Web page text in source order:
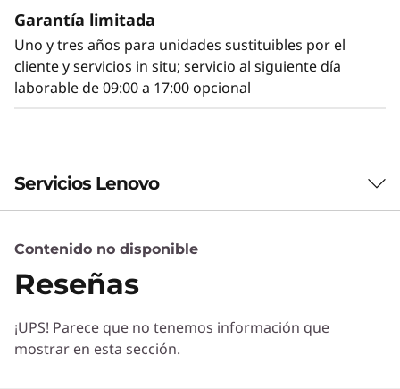
necesidades en cuanto a gráficos, velocidad y
presupuesto.
Próximo nivel de administración y
Garantía limitada
Uno y tres años para unidades sustituibles por el
cliente y servicios in situ; servicio al siguiente día
laborable de 09:00 a 17:00 opcional
Servicios Lenovo
Servicios de Soluciones
Diseñe la mejor estrategia para su empresa.
correcta para sus exclusivas necesidades
empresariales.
Contenido no disponible
Reseñas
¡UPS! Parece que no tenemos información que
mostrar en esta sección.